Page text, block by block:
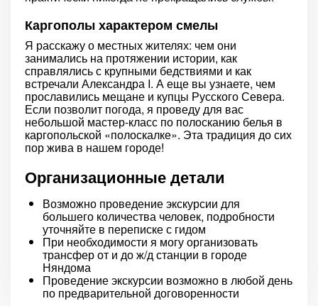
Каргополы характером смелы
Я расскажу о местных жителях: чем они
занимались на протяжении истории, как
справлялись с крупными бедствиями и как
встречали Александра I. А еще вы узнаете, чем
прославились мещане и купцы Русского Севера.
Если позволит погода, я проведу для вас
небольшой мастер-класс по полосканию белья в
каргопольской «полоскалке». Эта традиция до сих
пор жива в нашем городе!
Организационные детали
Возможно проведение экскурсии для
большего количества человек, подробности
уточняйте в переписке с гидом
При необходимости я могу организовать
трансфер от и до ж/д станции в городе
Няндома
Проведение экскурсии возможно в любой день
по предварительной договоренности